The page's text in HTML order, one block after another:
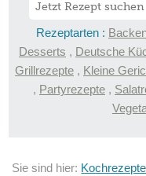
Rezeptarten :
Desserts , Deutsche
Grillrezepte , Kleine
, Partyrezepte ,
Sie sind hier: Kochrezepte